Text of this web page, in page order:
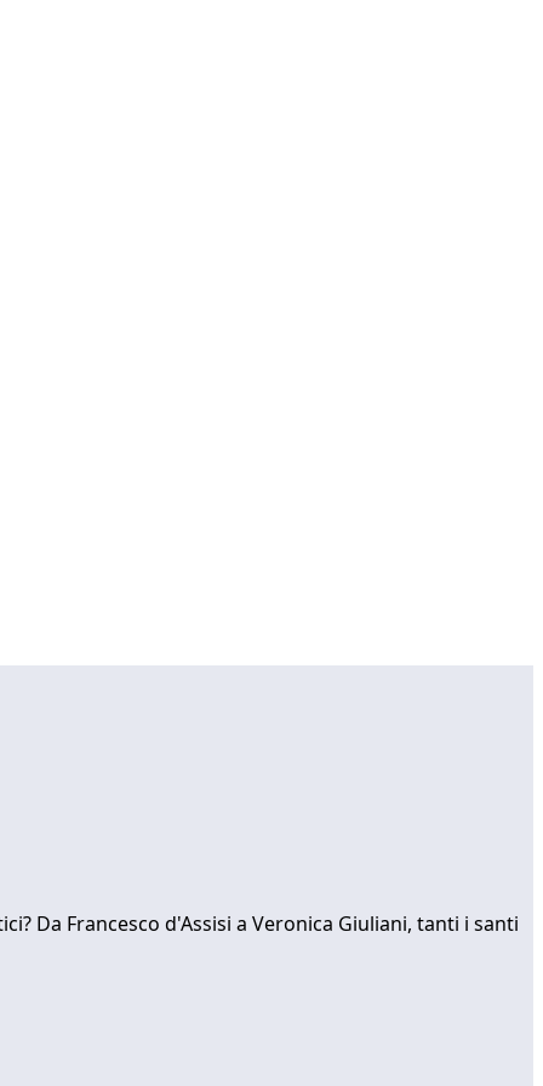
Da Francesco d'Assisi a Veronica Giuliani, tanti i santi